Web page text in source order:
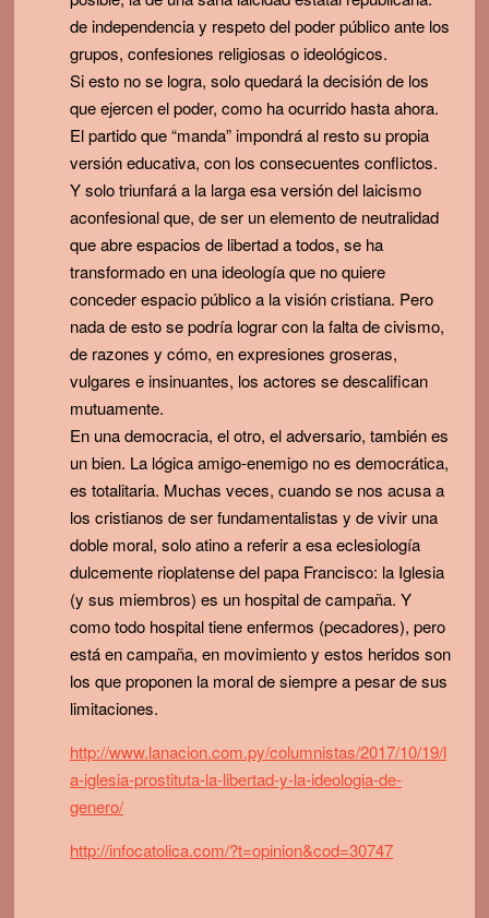
de independencia y respeto del poder público ante los
grupos, confesiones religiosas o ideológicos.
Si esto no se logra, solo quedará la decisión de los
que ejercen el poder, como ha ocurrido hasta ahora.
El partido que “manda” impondrá al resto su propia
versión educativa, con los consecuentes conflictos.
Y solo triunfará a la larga esa versión del laicismo
aconfesional que, de ser un elemento de neutralidad
que abre espacios de libertad a todos, se ha
transformado en una ideología que no quiere
conceder espacio público a la visión cristiana. Pero
nada de esto se podría lograr con la falta de civismo,
de razones y cómo, en expresiones groseras,
vulgares e insinuantes, los actores se descalifican
mutuamente.
En una democracia, el otro, el adversario, también es
un bien. La lógica amigo-enemigo no es democrática,
es totalitaria. Muchas veces, cuando se nos acusa a
los cristianos de ser fundamentalistas y de vivir una
doble moral, solo atino a referir a esa eclesiología
dulcemente rioplatense del papa Francisco: la Iglesia
(y sus miembros) es un hospital de campaña. Y
como todo hospital tiene enfermos (pecadores), pero
está en campaña, en movimiento y estos heridos son
los que proponen la moral de siempre a pesar de sus
limitaciones.
http://www.lanacion.com.py/columnistas/2017/10/19/l
a-iglesia-prostituta-la-libertad-y-la-ideologia-de-
genero/
http://infocatolica.com/?t=opinion&cod=30747